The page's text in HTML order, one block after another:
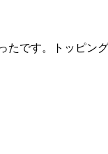
です。トッピン